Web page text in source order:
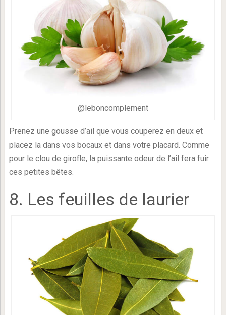
@leboncomplement
Prenez une gousse d’ail que vous couperez en deux et
placez la dans vos bocaux et dans votre placard. Comme
pour le clou de girofle, la puissante odeur de l’ail fera fuir
ces petites bêtes.
8. Les feuilles de laurier